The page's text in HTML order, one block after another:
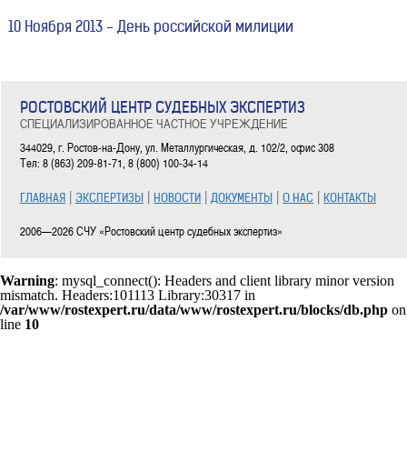
10 Ноября 2013 - День российской милиции
Подробнее
Фестиваль ВВЕРХ в Ростове-на-Дону
16 октября в Ростове стартовал Международный фестиваль семейного кино
Подробнее
4 ноября – празднование Казанской иконы Божией
01.11.2013
С праздником Казанской иконы Божией Матери и Днем народного единства.
РОСТОВСКИЙ ЦЕНТР СУДЕБНЫХ ЭКСПЕРТИЗ
СПЕЦИАЛИЗИРОВАННОЕ ЧАСТНОЕ УЧРЕЖДЕНИЕ
344029, г. Ростов-на-Дону, ул. Металлургическая, д. 102/2, офис 308
Тел: 8 (863) 209-81-71, 8 (800) 100-34-14
ГЛАВНАЯ | ЭКСПЕРТИЗЫ | НОВОСТИ | ДОКУМЕНТЫ | О НАС | КОНТАКТЫ
2006—2026 СЧУ «Ростовский центр судебных экспертиз»
Warning: mysql_connect(): Headers and client library minor version
mismatch. Headers:101113 Library:30317 in
/var/www/rostexpert.ru/data/www/rostexpert.ru/blocks/db.php on
line 10